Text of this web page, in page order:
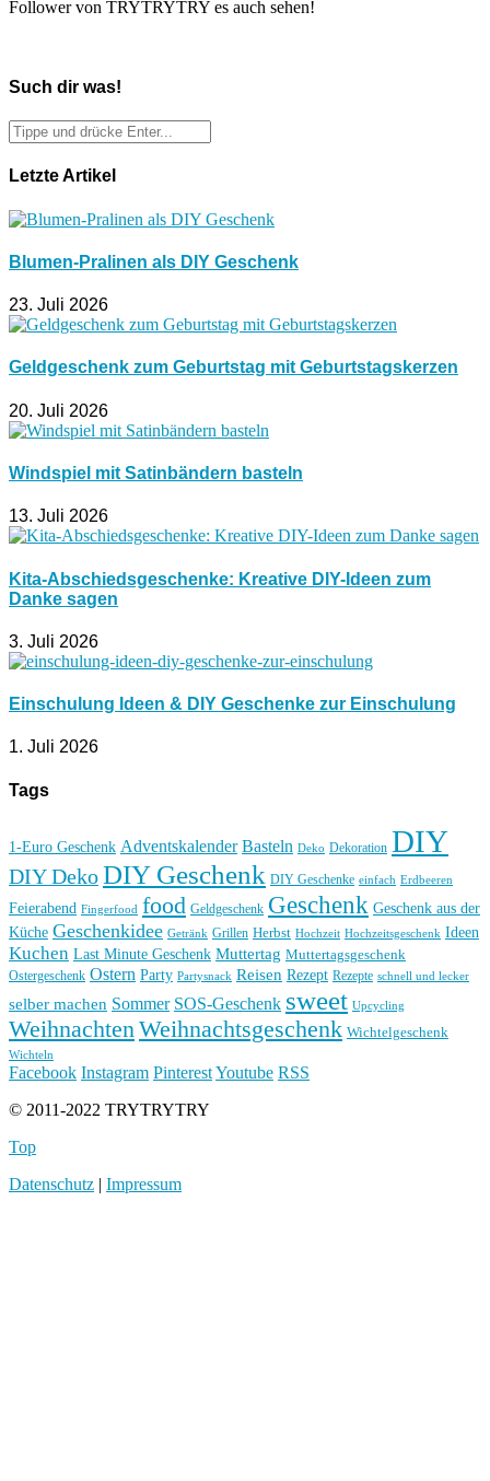
Follower von TRYTRYTRY es auch sehen!
Such dir was!
Letzte Artikel
Blumen-Pralinen als DIY Geschenk
23. Juli 2026
Geldgeschenk zum Geburtstag mit Geburtstagskerzen
20. Juli 2026
Windspiel mit Satinbändern basteln
13. Juli 2026
Kita-Abschiedsgeschenke: Kreative DIY-Ideen zum
Danke sagen
3. Juli 2026
Einschulung Ideen & DIY Geschenke zur Einschulung
1. Juli 2026
Tags
1-Euro Geschenk Adventskalender Basteln Deko Dekoration DIY
DIY DekoDIY Geschenk DIY Geschenke einfach Erdbeeren
Feierabend Fingerfood food Geldgeschenk Geschenk Geschenk aus der
Küche Geschenkidee Getränk Grillen Herbst Hochzeit Hochzeitsgeschenk Ideen
Kuchen Last Minute Geschenk Muttertag Muttertagsgeschenk
Ostergeschenk Ostern Party Partysnack Reisen Rezept Rezepte schnell und lecker
selber machen Sommer SOS-Geschenk sweet Upcycling
WeihnachtenWeihnachtsgeschenk Wichtelgeschenk
Wichteln
Facebook Instagram PinterestYoutube RSS
© 2011-2022 TRYTRYTRY
Top
Datenschutz | Impressum